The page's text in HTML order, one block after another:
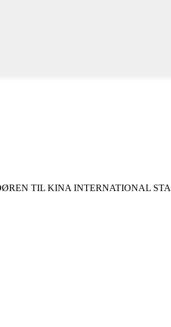
TIL KINA INTERNATIONAL